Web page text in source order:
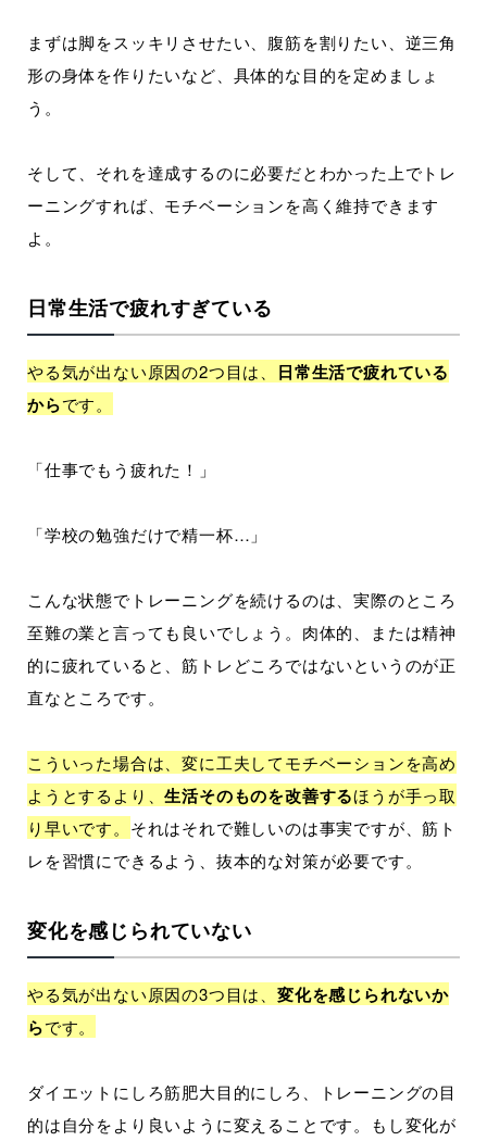
まずは脚をスッキリさせたい、腹筋を割りたい、逆三角
形の身体を作りたいなど、具体的な目的を定めましょ
う。
そして、それを達成するのに必要だとわかった上でトレ
ーニングすれば、モチベーションを高く維持できます
よ。
日常生活で疲れすぎている
やる気が出ない原因の2つ目は、 日常生活で疲れている
からです。
「仕事でもう疲れた！」
「学校の勉強だけで精一杯…」
こんな状態でトレーニングを続けるのは、実際のところ
至難の業と言っても良いでしょう。肉体的、または精神
的に疲れていると、筋トレどころではないというのが正
直なところです。
こういった場合は、変に工夫してモチベーションを高め
ようとするより、生活そのものを改善するほうが手っ取
り早いです。 それはそれで難しいのは事実ですが、筋ト
レを習慣にできるよう、抜本的な対策が必要です。
変化を感じられていない
やる気が出ない原因の3つ目は、変化を感じられないか
らです。
ダイエットにしろ筋肥大目的にしろ、トレーニングの目
的は自分をより良いように変えることです。もし変化が